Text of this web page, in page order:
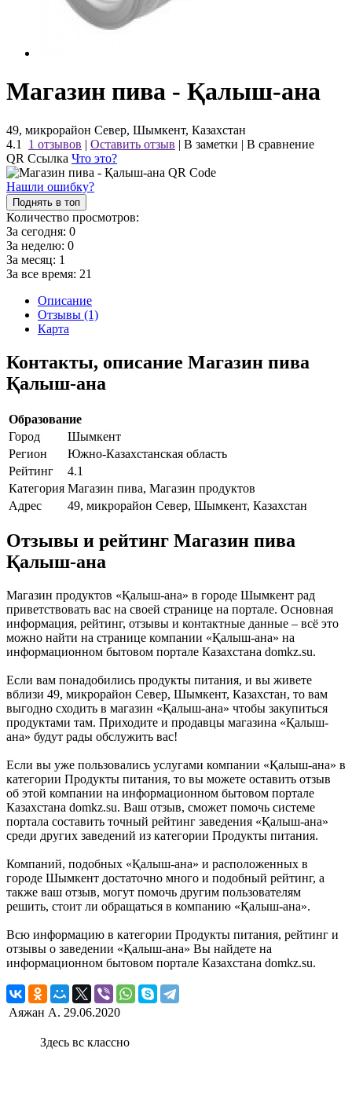
Магазин пива - Қалыш-ана
49, микрорайон Север, Шымкент, Казахстан
4.1
1 отзывов | Оставить отзыв | В заметки | В сравнение
QR Ссылка Что это?
Нашли ошибку?
Поднять в топ
Количество просмотров:
За сегодня: 0
За неделю: 0
За месяц: 1
За все время: 21
Описание
Отзывы (1)
Карта
Контакты, описание Магазин пива
Қалыш-ана
Образование
Город
Шымкент
Регион
Южно-Казахстанская область
Рейтинг
4.1
Категория Магазин пива, Магазин продуктов
Адрес
49, микрорайон Север, Шымкент, Казахстан
Отзывы и рейтинг Магазин пива
Қалыш-ана
Магазин продуктов «Қалыш-ана» в городе Шымкент рад
приветствовать вас на своей странице на портале. Основная
информация, рейтинг, отзывы и контактные данные – всё это
можно найти на странице компании «Қалыш-ана» на
информационном бытовом портале Казахстана domkz.su.
Если вам понадобились продукты питания, и вы живете
вблизи 49, микрорайон Север, Шымкент, Казахстан, то вам
выгодно сходить в магазин «Қалыш-ана» чтобы закупиться
продуктами там. Приходите и продавцы магазина «Қалыш-
ана» будут рады обслужить вас!
Если вы уже пользовались услугами компании «Қалыш-ана» в
категории Продукты питания, то вы можете оставить отзыв
об этой компании на информационном бытовом портале
Казахстана domkz.su. Ваш отзыв, сможет помочь системе
портала составить точный рейтинг заведения «Қалыш-ана»
среди других заведений из категории Продукты питания.
Компаний, подобных «Қалыш-ана» и расположенных в
городе Шымкент достаточно много и подобный рейтинг, а
также ваш отзыв, могут помочь другим пользователям
решить, стоит ли обращаться в компанию «Қалыш-ана».
Всю информацию в категории Продукты питания, рейтинг и
отзывы о заведении «Қалыш-ана» Вы найдете на
информационном бытовом портале Казахстана domkz.su.
Аяжан А. 29.06.2020
Здесь вс классно